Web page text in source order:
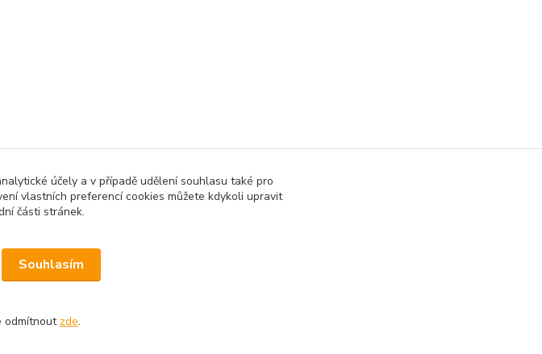
účely a v případě udělení souhlasu také pro
vlastních preferencí cookies můžete kdykoli upravit
části stránek.
Souhlasím
odmítnout zde.